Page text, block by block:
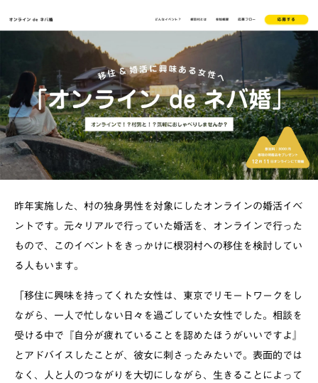
昨年実施した、村の独身男性を対象にしたオンラインの婚活イベ
ントです。元々リアルで行っていた婚活を、オンラインで行った
もので、このイベントをきっかけに根羽村への移住を検討してい
る人もいます。
「移住に興味を持ってくれた女性は、東京でリモートワークをし
ながら、一人で忙しない日々を過ごしていた女性でした。相談を
受ける中で『自分が疲れていることを認めたほうがいいですよ』
とアドバイスしたことが、彼女に刺さったみたいで。表面的では
なく、人と人のつながりを大切にしながら、生きることによって